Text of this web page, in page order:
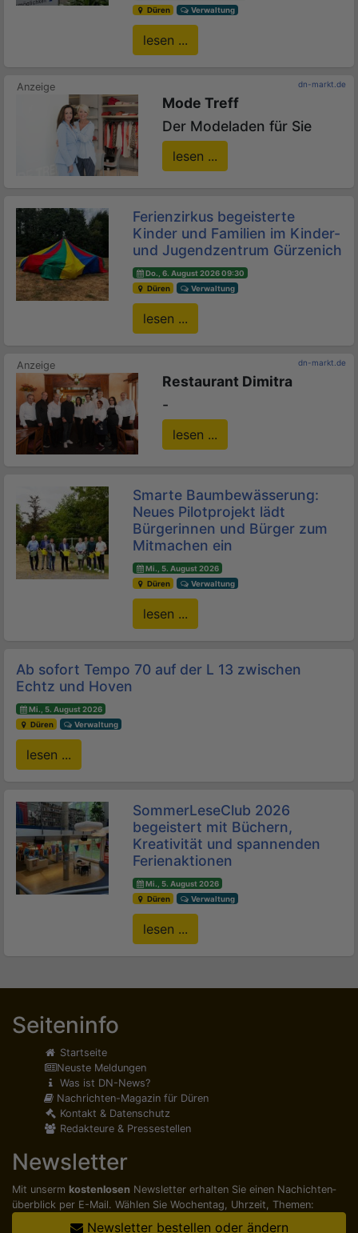
Düren
Verwaltung
lesen ...
dn-markt.de
Mode Treff
Der Modeladen für Sie
lesen ...
Ferienzirkus begeisterte
Kinder und Familien im Kinder-
und Jugendzentrum Gürzenich
Do., 6. August 2026 09:30
Düren
Verwaltung
lesen ...
dn-markt.de
Restaurant Dimitra
-
lesen ...
Smarte Baumbewässerung:
Neues Pilotprojekt lädt
Bürgerinnen und Bürger zum
Mitmachen ein
Mi., 5. August 2026
Düren
Verwaltung
lesen ...
Ab sofort Tempo 70 auf der L 13 zwischen
Echtz und Hoven
Mi., 5. August 2026
Düren
Verwaltung
lesen ...
SommerLeseClub 2026
begeistert mit Büchern,
Kreativität und spannenden
Ferienaktionen
Mi., 5. August 2026
Düren
Verwaltung
lesen ...
Seiteninfo
Startseite
Neuste Meldungen
Was ist DN-News?
Nachrichten-Magazin für Düren
Kontakt & Datenschutz
Redakteure & Pressestellen
Newsletter
Mit unserm kostenlosen Newsletter erhalten Sie einen Nachichten­
überblick per E-Mail. Wählen Sie Wochentag, Uhrzeit, Themen:
Newsletter bestellen oder ändern